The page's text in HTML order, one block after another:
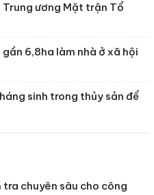
ương Mặt trận Tổ
6,8ha làm nhà ở xã hội
sinh trong thủy sản để
chuyên sâu cho công